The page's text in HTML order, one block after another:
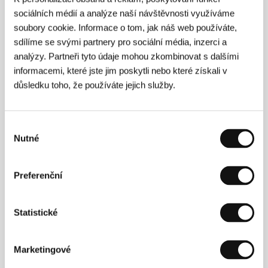
sociálních médií a analýze naší návštěvnosti využíváme
soubory cookie. Informace o tom, jak náš web používáte,
sdílíme se svými partnery pro sociální média, inzerci a
analýzy. Partneři tyto údaje mohou zkombinovat s dalšími
informacemi, které jste jim poskytli nebo které získali v
důsledku toho, že používáte jejich služby.
souhlasu
Nutné
Preferenční
Statistické
Marketingové
Sarah Polleyová
(1979, Toronto) na sebe upozornila
jako herečka rolí Nicole v dramatu Atoma Egoyana
obdržela Cenu bostonských filmových kritiků. Hrála
/